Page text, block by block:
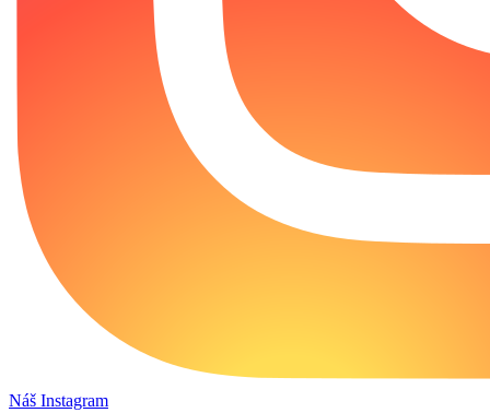
Náš Instagram